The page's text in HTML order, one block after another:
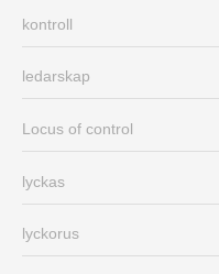
kontroll
ledarskap
Locus of control
lyckas
lyckorus